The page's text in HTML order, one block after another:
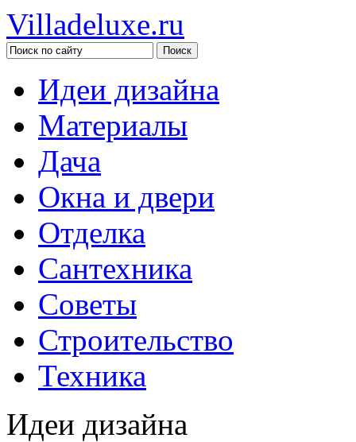
Villadeluxe.ru
Идеи дизайна
Материалы
Дача
Окна и двери
Отделка
Сантехника
Советы
Строительство
Техника
Идеи дизайна